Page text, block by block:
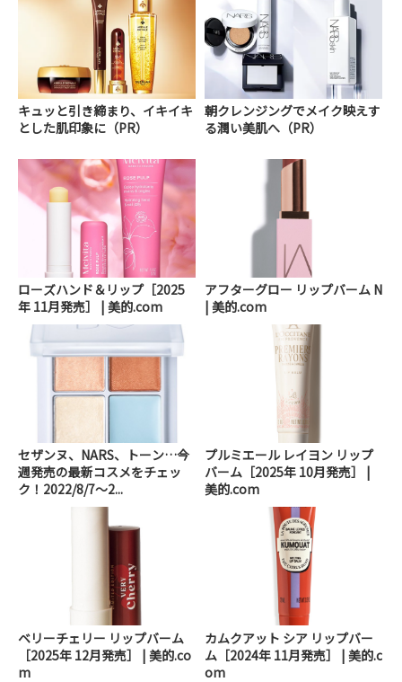
キュッと引き締まり、イキイキ
とした肌印象に（PR）
朝クレンジングでメイク映えす
る潤い美肌へ（PR）
ローズハンド＆リップ［2025
年 11月発売］ | 美的.com
アフターグロー リップバーム N
| 美的.com
セザンヌ、NARS、トーン…今
週発売の最新コスメをチェッ
ク！2022/8/7～2...
プルミエール レイヨン リップ
バーム［2025年 10月発売］ |
美的.com
ベリーチェリー リップバーム
［2025年 12月発売］ | 美的.co
m
カムクアット シア リップバー
ム［2024年 11月発売］ | 美的.c
om